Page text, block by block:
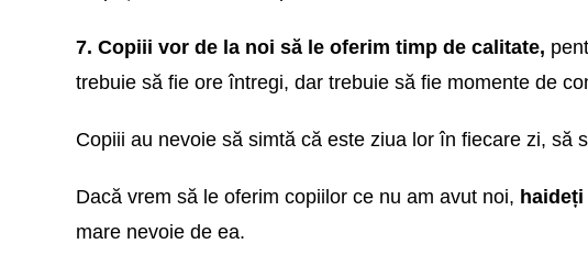
7. Copiii vor de la noi să le oferim timp de calitate,
trebuie să fie ore întregi, dar trebuie să fie momente de
Copiii au nevoie să simtă că este ziua lor în fiecare zi,
Dacă vrem să le oferim copiilor ce nu am avut noi,
mare nevoie de ea.